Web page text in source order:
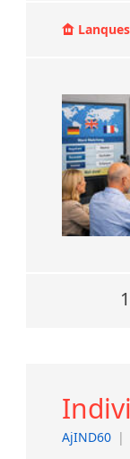
AjIND60 |